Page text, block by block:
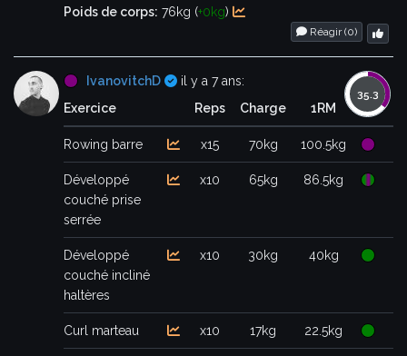
Poids de corps: 76kg (+0kg)
Réagir (0)
IvanovitchD Certifié
il y a 7 ans:
Exercice
Reps Charge 1RM
Rowing barre x15 70kg 100.5kg
Développé
couché prise
serrée
x10 65kg 86.5kg
Développé
couché incliné
haltères
x10 30kg 40kg
Curl marteau x10 17kg 22.5kg